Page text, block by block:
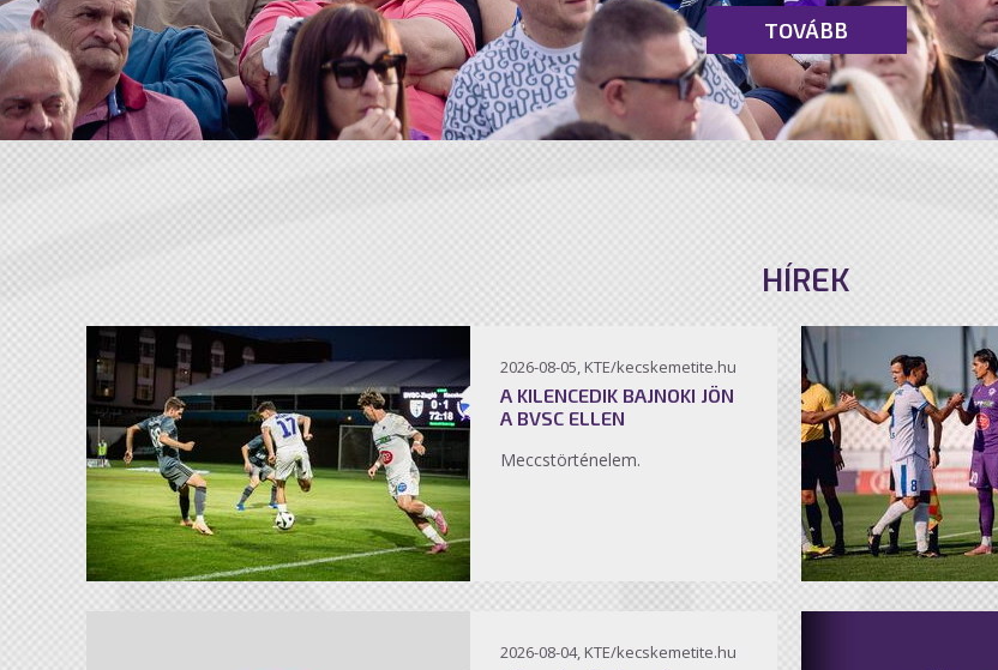
TOVÁBB
HÍREK
2026-08-05, KTE/kecskemetite.hu
A KILENCEDIK BAJNOKI JÖN
A BVSC ELLEN
Meccstörténelem.
2026-08-04, KTE/kecskemetite.hu